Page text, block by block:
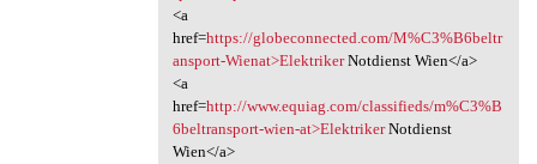
<a
href=https://globeconnected.com/M%C3%B6beltr
ansport-Wienat>ElektrikerNotdienst Wien</a>
<a
href=http://www.equiag.com/classifieds/m%C3%B
6beltransport-wien-at>ElektrikerNotdienst
Wien</a>